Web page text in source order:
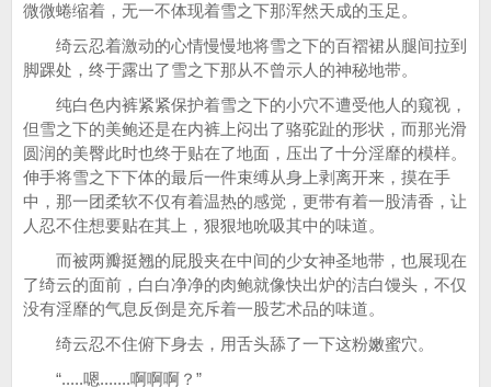
微微蜷缩着，无一不体现着雪之下那浑然天成的玉足。
绮云忍着激动的心情慢慢地将雪之下的百褶裙从腿间拉到
脚踝处，终于露出了雪之下那从不曾示人的神秘地带。
纯白色内裤紧紧保护着雪之下的小穴不遭受他人的窥视，
但雪之下的美鲍还是在内裤上闷出了骆驼趾的形状，而那光滑
圆润的美臀此时也终于贴在了地面，压出了十分淫靡的模样。
伸手将雪之下下体的最后一件束缚从身上剥离开来，摸在手
中，那一团柔软不仅有着温热的感觉，更带有着一股清香，让
人忍不住想要贴在其上，狠狠地吮吸其中的味道。
而被两瓣挺翘的屁股夹在中间的少女神圣地带，也展现在
了绮云的面前，白白净净的肉鲍就像快出炉的洁白馒头，不仅
没有淫靡的气息反倒是充斥着一股艺术品的味道。
绮云忍不住俯下身去，用舌头舔了一下这粉嫩蜜穴。
“.....嗯.......啊啊啊？”